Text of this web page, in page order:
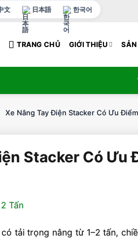
文 日本語 한국어
TRANG CHỦ GIỚI THIỆU
Xe Nâng Tay Điện Stacker Có Ưu
Stacker Có Ưu
có tải trọng nâng từ 1–2 tấn,